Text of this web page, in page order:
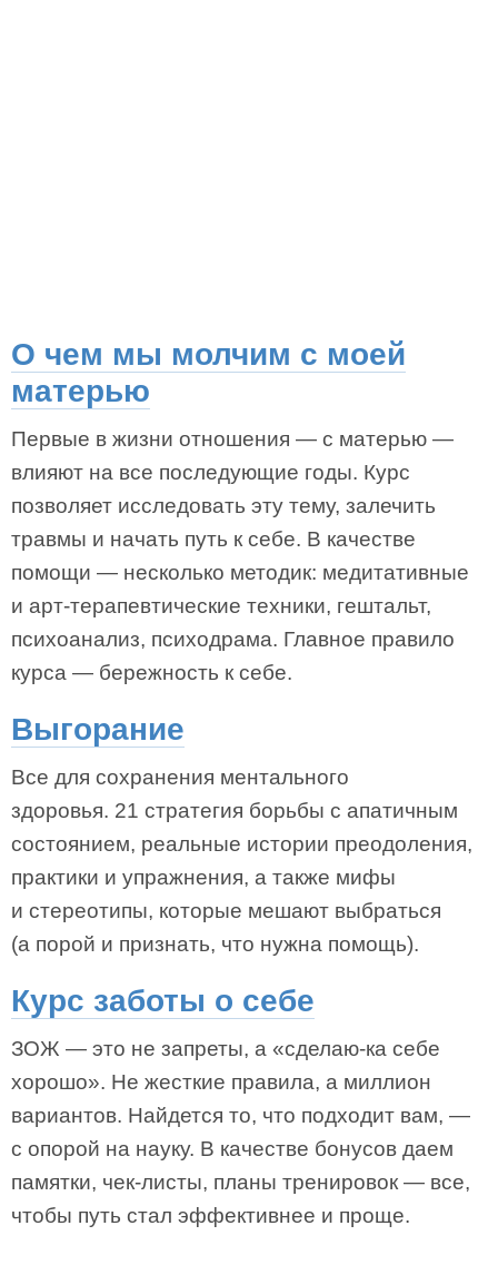
О чем мы молчим с моей
матерью
Первые в жизни отношения — с матерью —
влияют на все последующие годы. Курс
позволяет исследовать эту тему, залечить
травмы и начать путь к себе. В качестве
помощи — несколько методик: медитативные
и арт-терапевтические техники, гештальт,
психоанализ, психодрама. Главное правило
курса — бережность к себе.
Выгорание
Все для сохранения ментального
здоровья. 21 стратегия борьбы с апатичным
состоянием, реальные истории преодоления,
практики и упражнения, а также мифы
и стереотипы, которые мешают выбраться
(а порой и признать, что нужна помощь).
Курс заботы о себе
ЗОЖ — это не запреты, а «сделаю-ка себе
хорошо». Не жесткие правила, а миллион
вариантов. Найдется то, что подходит вам, —
с опорой на науку. В качестве бонусов даем
памятки, чек-листы, планы тренировок — все,
чтобы путь стал эффективнее и проще.